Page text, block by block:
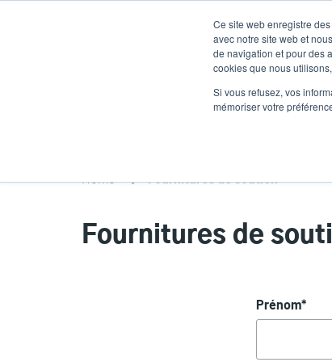
Ce site web enregistre
avec notre site web et
de navigation et pour des
cookies que nous
Si vous refusez, vos
mémoriser votre
Home Fournitures de soutien
Fournitures de
Prénom*